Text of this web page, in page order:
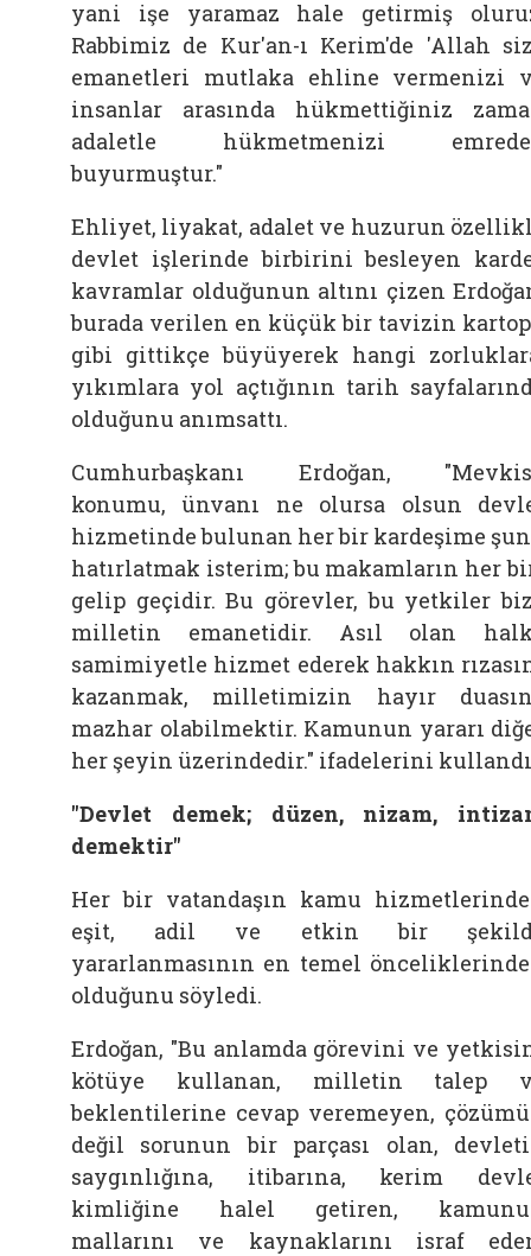
yani işe yaramaz hale getirmiş
Rabbimiz de Kur'an-ı Kerim'de 'Allah
emanetleri mutlaka ehline vermenizi
insanlar arasında hükmettiğiniz
adaletle hükmetmenizi
buyurmuştur."
Ehliyet, liyakat, adalet ve huzurun
devlet işlerinde birbirini besleyen
kavramlar olduğunun altını çizen
burada verilen en küçük bir tavizin
gibi gittikçe büyüyerek hangi
yıkımlara yol açtığının tarih
olduğunu anımsattı.
Cumhurbaşkanı Erdoğan,
konumu, ünvanı ne olursa olsun
hizmetinde bulunan her bir kardeşime
hatırlatmak isterim; bu makamların her
gelip geçidir. Bu görevler, bu yetkiler
milletin emanetidir. Asıl olan
samimiyetle hizmet ederek hakkın
kazanmak, milletimizin hayır
mazhar olabilmektir. Kamunun yararı
her şeyin üzerindedir." ifadelerini
"Devlet demek; düzen, nizam,
demektir"
Her bir vatandaşın kamu
eşit, adil ve etkin bir
yararlanmasının en temel
olduğunu söyledi.
Erdoğan, "Bu anlamda görevini ve
kötüye kullanan, milletin talep
beklentilerine cevap veremeyen,
değil sorunun bir parçası olan,
saygınlığına, itibarına, kerim
kimliğine halel getiren,
mallarını ve kaynaklarını israf